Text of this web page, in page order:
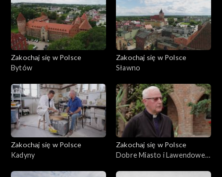
Zakochaj się w Polsce
Bytów
Zakochaj się w Polsce
Sławno
Zakochaj się w Polsce
Kadyny
Zakochaj się w Polsce
Dobre Miasto i Lawendowe